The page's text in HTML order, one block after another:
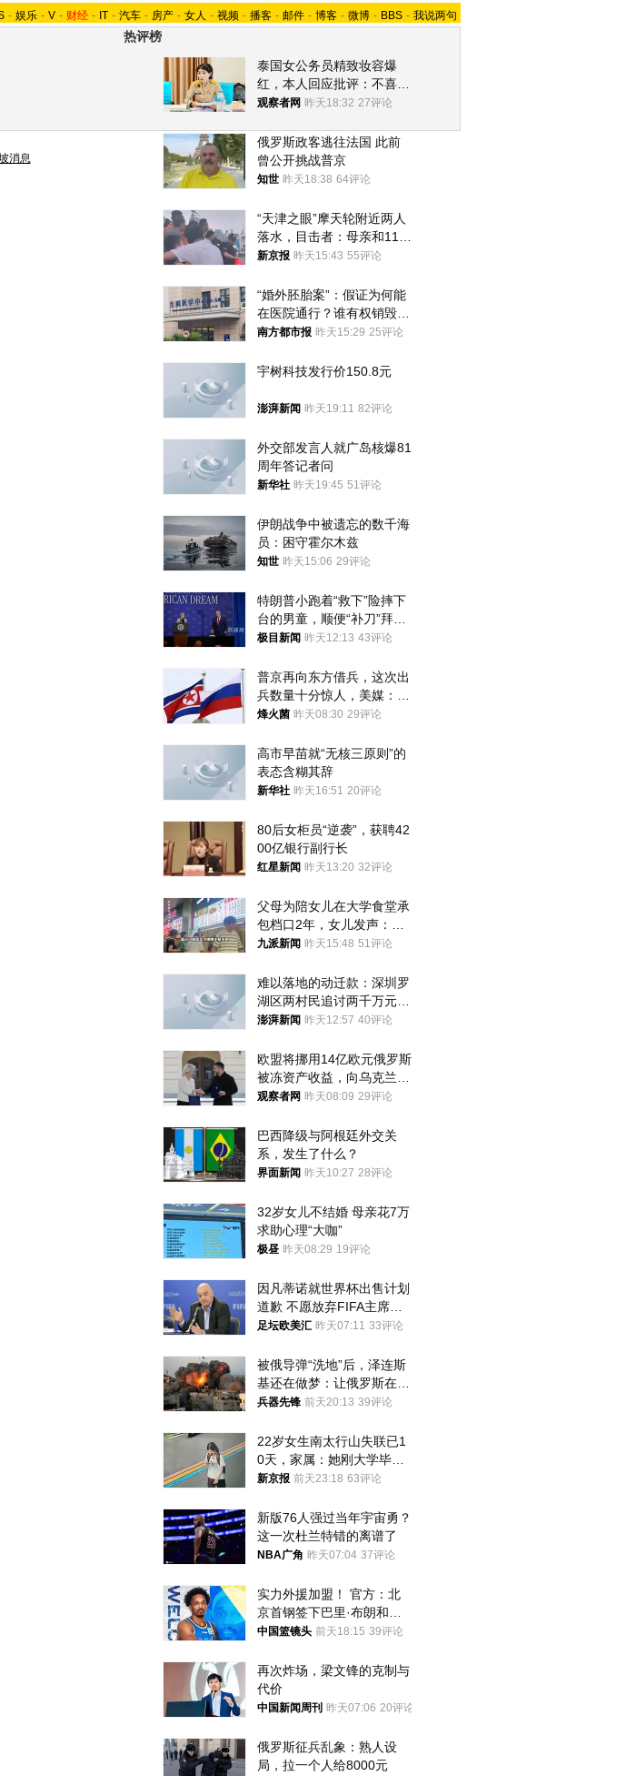
- 娱乐 - V - 财经 - IT - 汽车 - 房产 - 女人 - 视频 - 播客 - 邮件 - 博客 - 微博 - BBS - 我说两句
热评榜
泰国女公务员精致妆容爆
红，本人回应批评：不喜欢
就别看
观察者网 昨天18:32 27评论
俄罗斯政客逃往法国 此前
曾公开挑战普京
知世 昨天18:38 64评论
“天津之眼”摩天轮附近两人
落水，目击者：母亲和11岁
儿子先后被打捞上岸
新京报 昨天15:43 55评论
“婚外胚胎案”：假证为何能
在医院通行？谁有权销毁胚
胎？
南方都市报 昨天15:29 25评论
宇树科技发行价150.8元
澎湃新闻 昨天19:11 82评论
外交部发言人就广岛核爆81
周年答记者问
新华社 昨天19:45 51评论
伊朗战争中被遗忘的数千海
员：困守霍尔木兹
知世 昨天15:06 29评论
特朗普小跑着“救下”险摔下
台的男童，顺便“补刀”拜
登：“我可不想他像拜登一
极目新闻 昨天12:13 43评论
普京再向东方借兵，这次出
兵数量十分惊人，美媒：俄
朝要动真格？
烽火菌 昨天08:30 29评论
高市早苗就“无核三原则”的
表态含糊其辞
新华社 昨天16:51 20评论
80后女柜员“逆袭”，获聘42
00亿银行副行长
红星新闻 昨天13:20 32评论
父母为陪女儿在大学食堂承
包档口2年，女儿发声：初
衷是为了陪伴，毕业后将不
九派新闻 昨天15:48 51评论
难以落地的动迁款：深圳罗
湖区两村民追讨两千万元动
迁款八年未果
澎湃新闻 昨天12:57 40评论
欧盟将挪用14亿欧元俄罗斯
被冻资产收益，向乌克兰提
供援助
观察者网 昨天08:09 29评论
巴西降级与阿根廷外交关
系，发生了什么？
界面新闻 昨天10:27 28评论
32岁女儿不结婚 母亲花7万
求助心理“大咖”
极昼 昨天08:29 19评论
因凡蒂诺就世界杯出售计划
道歉 不愿放弃FIFA主席职
位
足坛欧美汇 昨天07:11 33评论
被俄导弹“洗地”后，泽连斯
基还在做梦：让俄罗斯在冬
季前求和？
兵器先锋 前天20:13 39评论
22岁女生南太行山失联已1
0天，家属：她刚大学毕业
想到山里旅行
新京报 前天23:18 63评论
新版76人强过当年宇宙勇？
这一次杜兰特错的离谱了
NBA广角 昨天07:04 37评论
实力外援加盟！ 官方：北
京首钢签下巴里·布朗和桑
普森
中国篮镜头 前天18:15 39评论
再次炸场，梁文锋的克制与
代价
中国新闻周刊 昨天07:06 20评论
俄罗斯征兵乱象：熟人设
局，拉一个人给8000元
消息